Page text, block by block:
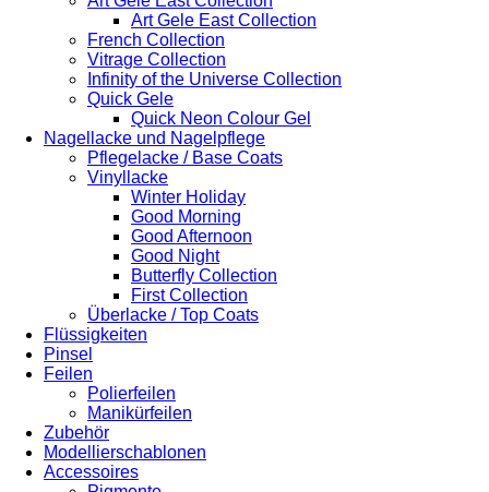
Art Gele East Collection
French Collection
Vitrage Collection
Infinity of the Universe Collection
Quick Gele
Quick Neon Colour Gel
Nagellacke und Nagelpflege
Pflegelacke / Base Coats
Vinyllacke
Winter Holiday
Good Morning
Good Afternoon
Good Night
Butterfly Collection
First Collection
Überlacke / Top Coats
Flüssigkeiten
Pinsel
Feilen
Polierfeilen
Manikürfeilen
Zubehör
Modellierschablonen
Accessoires